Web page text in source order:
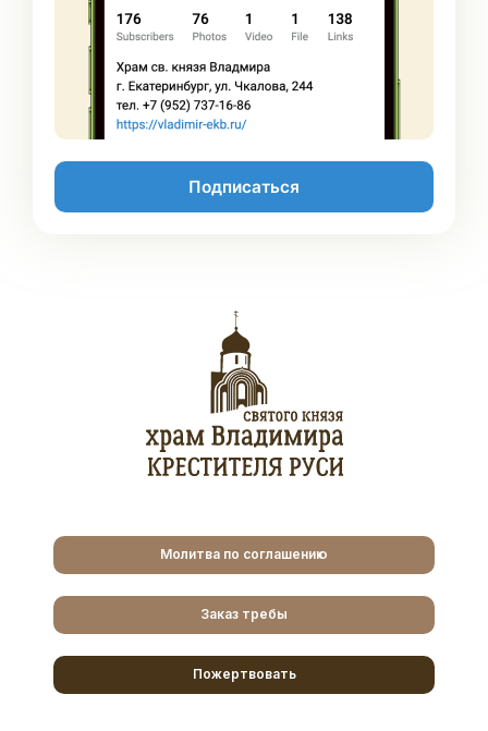
Подписаться
Молитва по соглашению
Заказ требы
Пожертвовать